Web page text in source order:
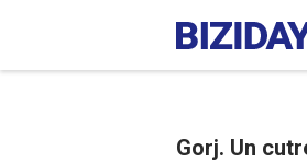
Gorj. Un